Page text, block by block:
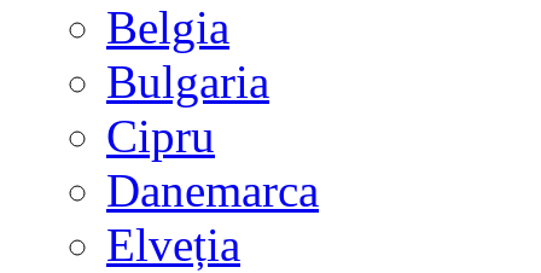
Belgia
Bulgaria
Cipru
Danemarca
Elveția